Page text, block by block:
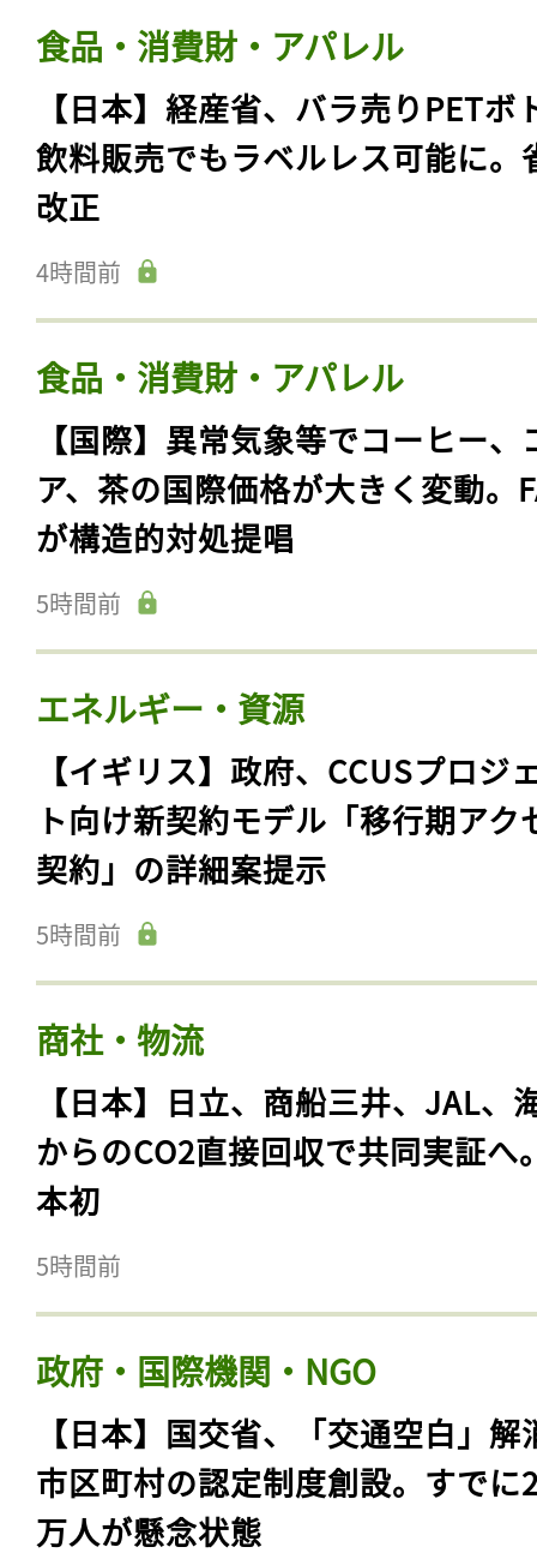
食品・消費財・アパレル
【日本】経産省、バラ売りPETボ
飲料販売でもラベルレス可能に。
改正
4時間前
食品・消費財・アパレル
【国際】異常気象等でコーヒー、
ア、茶の国際価格が大きく変動。
が構造的対処提唱
5時間前
エネルギー・資源
【イギリス】政府、CCUSプロジ
ト向け新契約モデル「移行期アク
契約」の詳細案提示
5時間前
商社・物流
【日本】日立、商船三井、JAL、
からのCO2直接回収で共同実証へ
本初
5時間前
政府・国際機関・NGO
【日本】国交省、「交通空白」解
市区町村の認定制度創設。すでに
万人が懸念状態